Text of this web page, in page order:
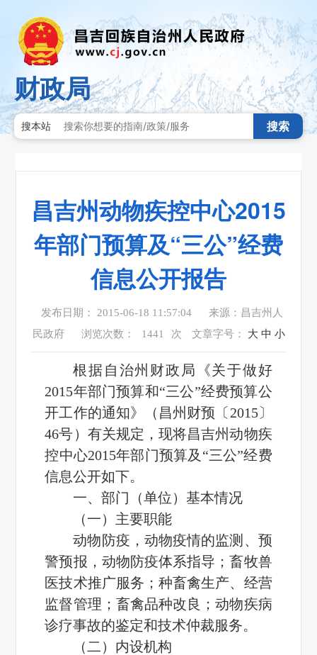
财政局
搜本站 搜索
昌吉州动物疾控中心2015
年部门预算及“三公”经费
信息公开报告
发布日期： 2015-06-18 11:57:04
来源：昌吉州人
民政府
浏览次数： 1441 次 文章字号： 大 中 小
根据自治州财政局《关于做好
2015年部门预算和“三公”经费预算公
开工作的通知》（昌州财预〔2015〕
46号）有关规定，现将昌吉州动物疾
控中心2015年部门预算及“三公”经费
信息公开如下。
一、部门（单位）基本情况
（一）主要职能
动物防疫，动物疫情的监测、预
警预报，动物防疫体系指导；畜牧兽
医技术推广服务；种畜禽生产、经营
监督管理；畜禽品种改良；动物疾病
诊疗事故的鉴定和技术仲裁服务。
（二）内设机构